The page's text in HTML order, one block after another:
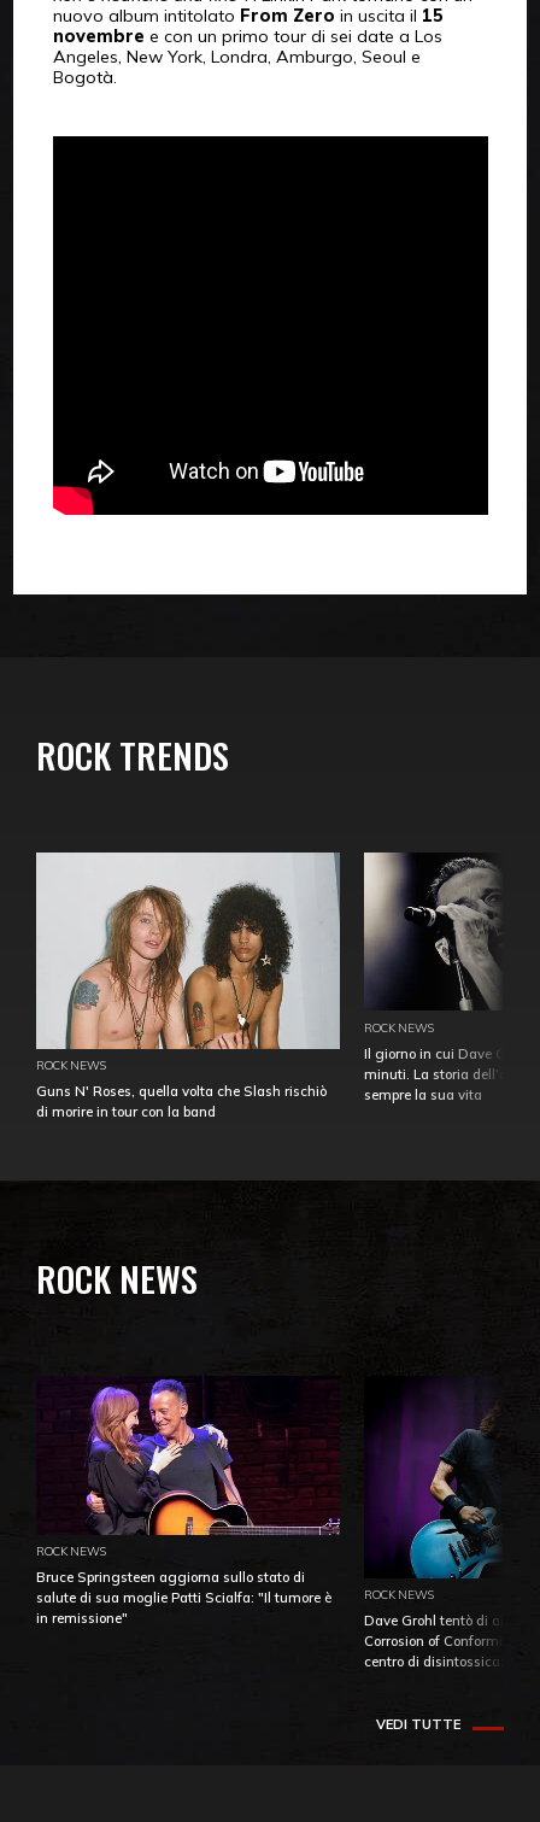
nuovo album intitolato From Zero in uscita il 15
novembre e con un primo tour di sei date a Los
Angeles, New York, Londra, Amburgo, Seoul e
Bogotà.
ROCK TRENDS
ROCK NEWS
Guns N' Roses, quella volta che Slash rischiò
di morire in tour con la band
ROCK NEWS
Il giorno in cui Dave
minuti. La storia
sempre la sua vita
ROCK NEWS
ROCK NEWS
Bruce Springsteen aggiorna sullo stato di
salute di sua moglie Patti Scialfa: "Il tumore è
in remissione"
ROCK NEWS
Dave Grohl tentò di
Corrosion of Conformity
centro di
VEDI TUTTE